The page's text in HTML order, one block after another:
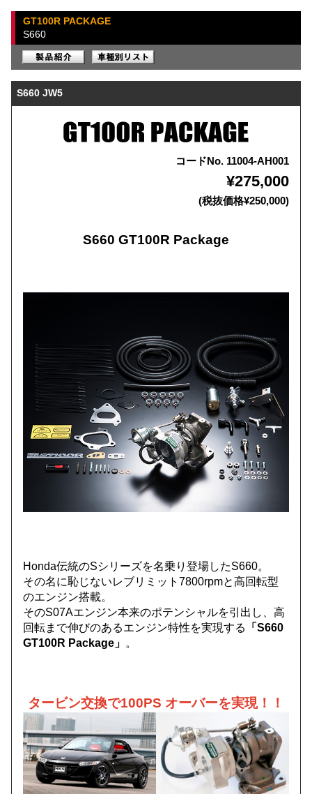
GT100R PACKAGE
S660
S660 JW5
コードNo. 11004-AH001
¥275,000
(税抜価格¥250,000)
S660 GT100R Package
Honda伝統のSシリーズを名乗り登場したS660。
その名に恥じないレブリミット7800rpmと高回転型
のエンジン搭載。
そのS07Aエンジン本来のポテンシャルを引出し、高
回転まで伸びのあるエンジン特性を実現する
「S660
GT100R Package」 。
タービン交換で100PS オーバーを実現！！